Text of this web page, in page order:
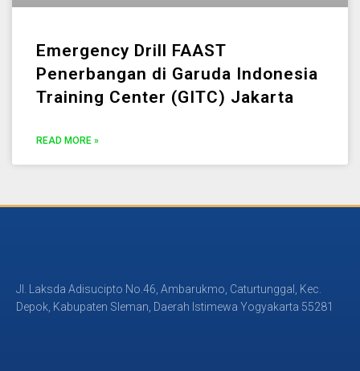
Emergency Drill FAAST
Penerbangan di Garuda Indonesia
Training Center (GITC) Jakarta
READ MORE »
Jl. Laksda Adisucipto No.46, Ambarukmo, Caturtunggal, Kec.
Depok, Kabupaten Sleman, Daerah Istimewa Yogyakarta 55281